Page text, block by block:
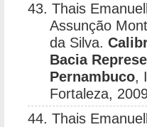
43. Thais
Assunção
da Silva.
Bacia
Pernambuco,
Fortaleza,
44. Thais